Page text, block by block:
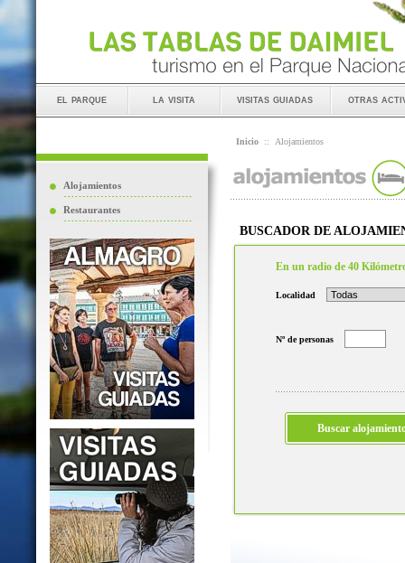
el parque la visita visitas guiadas otras
Alojamientos
Restaurantes
Inicio :: Alojamientos
BUSCADOR DE
En un radio de 40
Localidad
Nº de personas